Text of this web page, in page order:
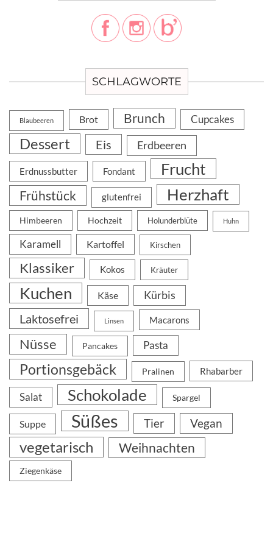
SCHLAGWORTE
Blaubeeren Brot Brunch Cupcakes
Dessert Eis Erdbeeren
Erdnussbutter Fondant Frucht
Frühstück glutenfrei Herzhaft
Himbeeren Hochzeit Holunderblüte Huhn
Karamell Kartoffel Kirschen
Klassiker Kokos Kräuter
Kuchen Käse Kürbis
Laktosefrei Linsen Macarons
Nüsse Pancakes Pasta
Portionsgebäck Pralinen Rhabarber
Salat Schokolade Spargel
Suppe Süßes Tier Vegan
vegetarisch Weihnachten
Ziegenkäse